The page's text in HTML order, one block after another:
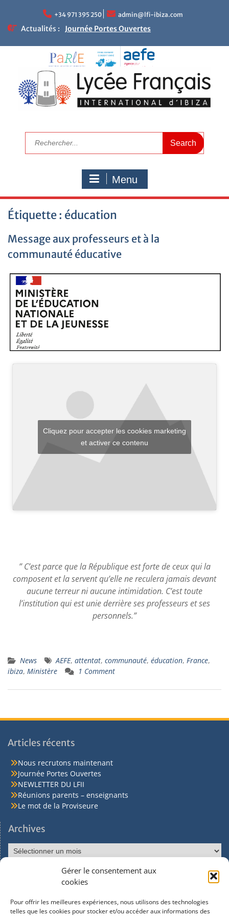
Gérer le consentement aux
cookies
Pour offrir les meilleures expériences, nous utilisons des technologies
telles que les cookies pour stocker et/ou accéder aux informations des
+34 971 395 250 admin@lfi-ibiza.com
Actualités :
Journée Portes Ouvertes
Réunions parents – enseignants
Le mot de la Proviseure
Résultats académiques
Calendrier de rentrée 2025
Calendrier scolaire
Visitez le LFI
Menu
Étiquette : éducation
Message aux professeurs et à la
communauté éducative
Cliquez pour accepter les cookies marketing
et activer ce contenu
” C’est parce que la République est forte de ceux qui la
composent et la servent qu’elle ne reculera jamais devant
aucune terreur ni aucune intimidation. C’est toute
l’institution qui est unie derrière ses professeurs et ses
personnels.”
News AEFE, attentat, communauté, éducation, France,
ibiza, Ministère 1 Comment
Articles récents
Nous recrutons maintenant
Journée Portes Ouvertes
NEWLETTER DU LFII
Réunions parents – enseignants
Le mot de la Proviseure
Archives
Réseaux sociaux
Facebook